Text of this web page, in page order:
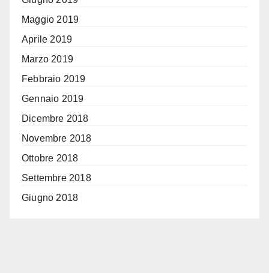
Maggio 2019
Aprile 2019
Marzo 2019
Febbraio 2019
Gennaio 2019
Dicembre 2018
Novembre 2018
Ottobre 2018
Settembre 2018
Giugno 2018